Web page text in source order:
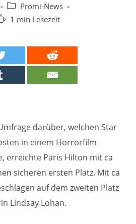
Beitrags-
Kategorie:
Promi-News
1 min Lesezeit
darüber, welchen Star
in einem Horrorfilm
erreichte Paris Hilton mit ca
sicheren ersten Platz. Mit ca
auf dem zweiten Platz
Lindsay Lohan.